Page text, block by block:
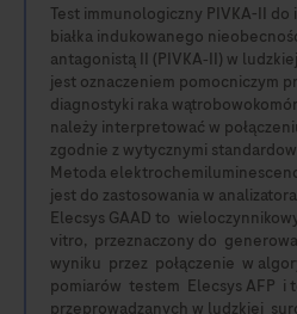
Test immunologiczny PIVKA-II
białka indukowanego
antagonistą II (PIVKA‑II) w
jest oznaczeniem pomocniczym
diagnostyki raka
należy interpretować w
zgodnie z wytycznymi
Metoda
jest do zastosowania w
Elecsys GAAD to
vitro, przeznaczony do
wyniku przez połączenie w
pomiarów testem Elecsys AFP i
przeprowadzanych w ludzkiej